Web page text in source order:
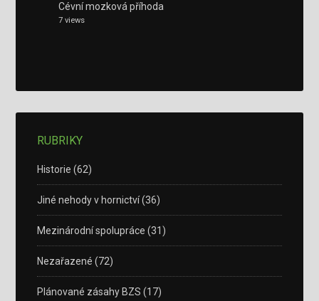
Cévní mozková příhoda
7 views
RUBRIKY
Historie (62)
Jiné nehody v hornictví(36)
Mezinárodní spolupráce (31)
Nezařazené (72)
Plánované zásahy BZS (17)